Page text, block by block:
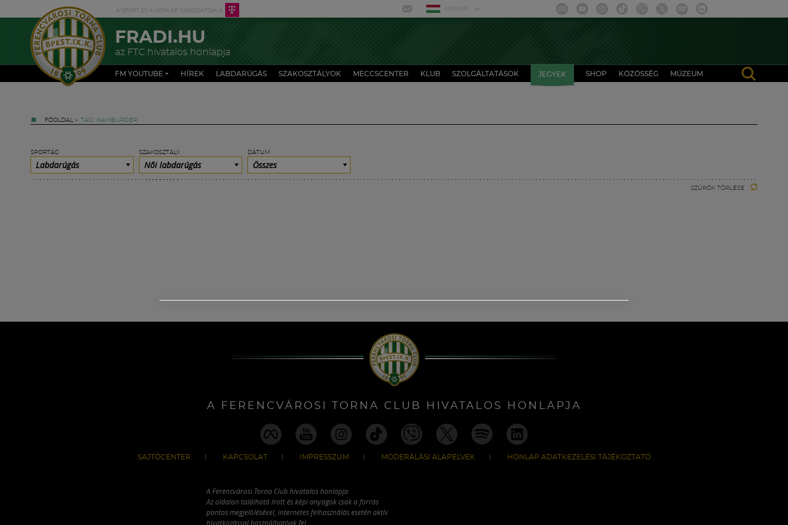
MAGYAR
FRADI.HU
az FTC hivatalos honlapja
FM YOUTUBE + HÍREK LABDARÚGÁS SZAKOSZTÁLYOK MECCSCENTER KLUB SZOLGÁLTATÁSOK JEGYEK SHOP KÖZÖSSÉG MÚZEUM
FŐOLDAL » TAG: HAMBURGER
SPORTÁG
Labdarúgás
SZAKOSZTÁLY
Női labdarúgás
DÁTUM
Összes
SZŰRŐK TÖRLÉSE
A FERENCVÁROSI TORNA CLUB HIVATALOS HONLAPJA
SAJTÓCENTER KAPCSOLAT IMPRESSZUM MODERÁLÁSI ALAPELVEK HONLAP ADATKEZELÉSI TÁJÉKOZTATÓ
A Ferencvárosi Torna Club hivatalos honlapja
Az oldalon található írott és képi anyagok csak a forrás
pontos megjelölésével, internetes felhasználás esetén aktív
hivatkozással használhatóak fel.